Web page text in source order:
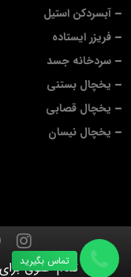
آبسردکن استیل
فریزر ایستاده
سردخانه جسد
یخچال بستنی
یخچال قصابی
یخچال نیسان
تمام حقوق
تماس بگیرید